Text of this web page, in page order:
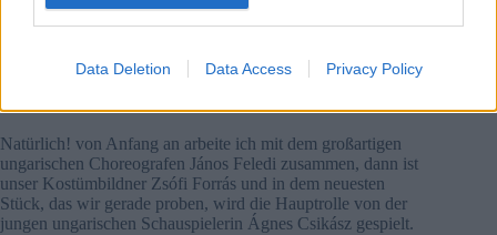
Data Deletion Data Access Privacy Policy
habe ich ein Theaterstück für sie geschrieben Ich hatte
reichlich Erfahrung, um über ein Thema zu schreiben, da I`m
Natürlich! von Anfang an arbeite ich mit dem großartigen
ungarischen Choreografen János Feledi zusammen, dann ist
unser Kostümbildner Zsófi Forrás und in dem neuesten
Stück, das wir gerade proben, wird die Hauptrolle von der
jungen ungarischen Schauspielerin Ágnes Csikász gespielt.